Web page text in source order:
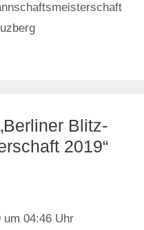
Blitz-
2019“
um 04:46 Uhr